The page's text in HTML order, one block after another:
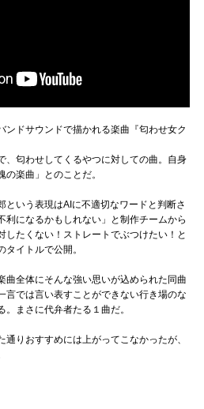
ンドサウンドで描かれる楽曲『匂わせ女ク
、匂わせしてくるやつに対しての曲。自身
楽曲」とのことだ。
という表現はAIに不適切なワードと判断さ
利になるかもしれない」と制作チームから
したくない！ストレートでぶつけたい！と
イトルで公開。
曲全体にそんな強い思いが込められた同曲
言では言い表すことができない行き場のな
まさに代弁者たる１曲だ。
りおすすめには上がってこなかったが、